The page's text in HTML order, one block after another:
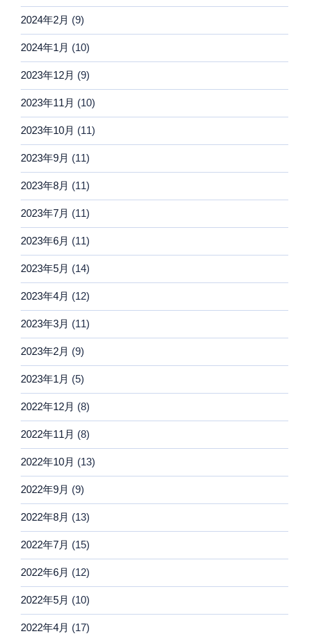
2024年2月 (9)
2024年1月 (10)
2023年12月 (9)
2023年11月 (10)
2023年10月 (11)
2023年9月 (11)
2023年8月 (11)
2023年7月 (11)
2023年6月 (11)
2023年5月 (14)
2023年4月 (12)
2023年3月 (11)
2023年2月 (9)
2023年1月 (5)
2022年12月 (8)
2022年11月 (8)
2022年10月 (13)
2022年9月 (9)
2022年8月 (13)
2022年7月 (15)
2022年6月 (12)
2022年5月 (10)
2022年4月 (17)